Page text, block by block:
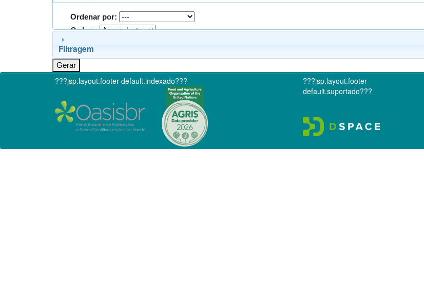
Ordenar por:
Ordem:
Filtragem
???jsp.layout.footer-default.indexado???
???jsp.layout.footer-
default.suportado???